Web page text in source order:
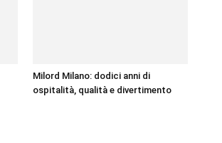
Milord Milano: dodici anni di
ospitalità, qualità e divertimento